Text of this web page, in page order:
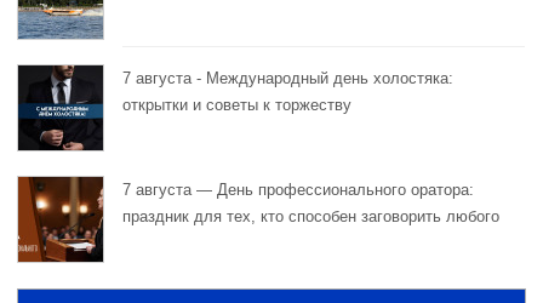
7 августа - Международный день холостяка:
открытки и советы к торжеству
7 августа — День профессионального оратора:
праздник для тех, кто способен заговорить любого